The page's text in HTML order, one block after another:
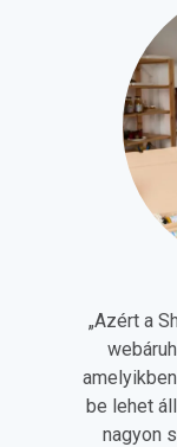
„Azért a
be lehet
nagyon